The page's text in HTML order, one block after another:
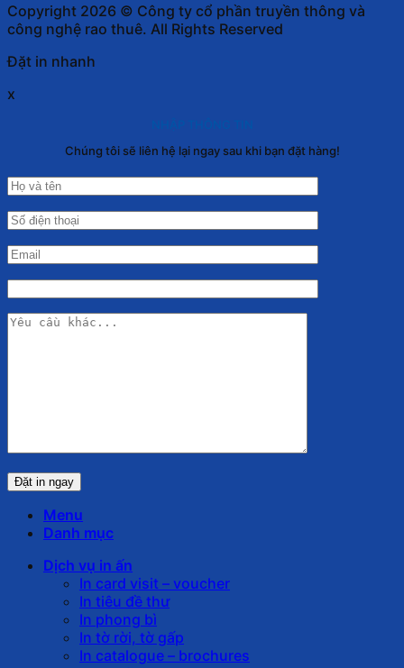
Copyright 2026 © Công ty cổ phần truyền thông và
công nghệ rao thuê. All Rights Reserved
Đặt in nhanh
x
Chúng tôi sẽ liên hệ lại ngay sau khi bạn đặt hàng!
Menu
Danh mục
Dịch vụ in ấn
In card visit – voucher
In tiêu đề thư
In phong bì
In tờ rời, tờ gấp
In catalogue – brochures